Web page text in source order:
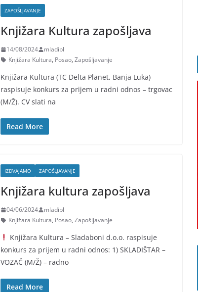
ZAPOŠLJAVANJE
Knjižara Kultura zapošljava
14/08/2024
mladibl
Knjižara Kultura, Posao, Zapošljavanje
Knjižara Kultura (TC Delta Planet, Banja Luka)
raspisuje konkurs za prijem u radni odnos – trgovac
(M/Ž). CV slati na
Read More
IZDVAJAMO ZAPOŠLJAVANJE
Knjižara kultura zapošljava
04/06/2024
mladibl
Knjižara Kultura, Posao, Zapošljavanje
Knjižara Kultura – Sladaboni d.o.o. raspisuje
konkurs za prijem u radni odnos: 1) SKLADIŠTAR –
VOZAČ (M/Ž) – radno
Read More